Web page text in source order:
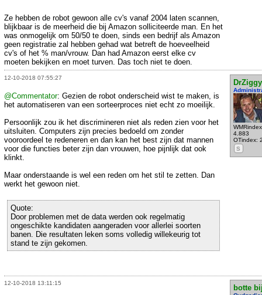
Ze hebben de robot gewoon alle cv's vanaf 2004 laten scannen,
blijkbaar is de meerheid die bij Amazon solliciteerde man. En het
was onmogelijk om 50/50 te doen, sinds een bedrijf als Amazon
geen registratie zal hebben gehad wat betreft de hoeveelheid
cv's of het % man/vrouw. Dan had Amazon eerst elke cv
moeten bekijken en moet turven. Das toch niet te doen.
12-10-2018 07:55:27
DrZiggy
4.883
OTindex:
S
@Commentator: Gezien de robot onderscheid wist te maken, is
het automatiseren van een sorteerproces niet echt zo moeilijk.
Persoonlijk zou ik het discrimineren niet als reden zien voor het
uitsluiten. Computers zijn precies bedoeld om zonder
vooroordeel te redeneren en dan kan het best zijn dat mannen
voor die functies beter zijn dan vrouwen, hoe pijnlijk dat ook
klinkt.
Maar onderstaande is wel een reden om het stil te zetten. Dan
werkt het gewoon niet.
Quote:
Door problemen met de data werden ook regelmatig
ongeschikte kandidaten aangeraden voor allerlei soorten
banen. Die resultaten leken soms volledig willekeurig tot
stand te zijn gekomen.
12-10-2018 13:11:15
botte